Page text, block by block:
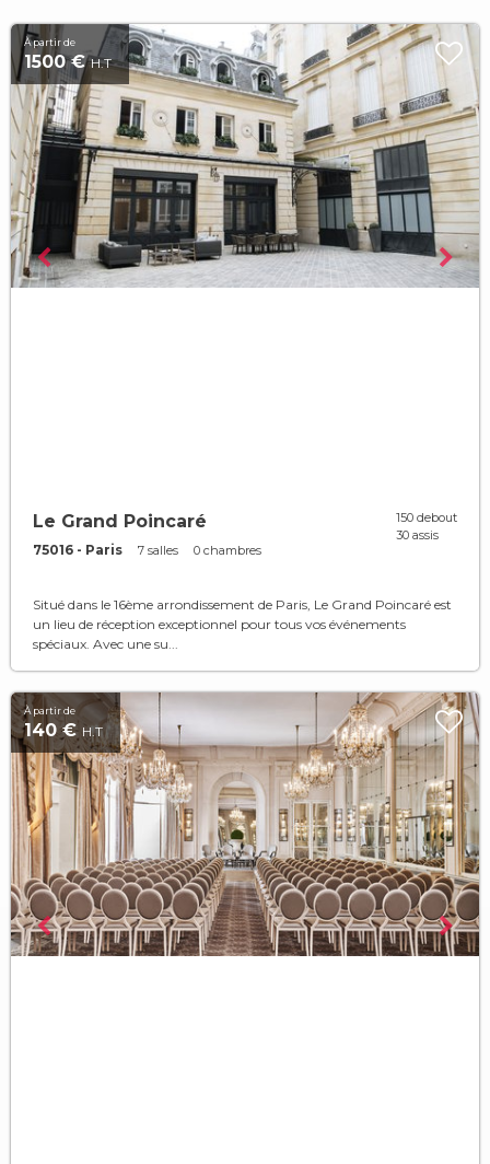
À partir de
1500 €H.T
Le Grand Poincaré
75016 - Paris 7 salles 0 chambres
150 debout
30 assis
Situé dans le 16ème arrondissement de Paris, Le Grand Poincaré est
un lieu de réception exceptionnel pour tous vos événements
spéciaux. Avec une su...
À partir de
140 € H.T